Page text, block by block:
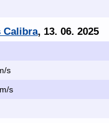
Calibra, 13. 06. 2025
s
s